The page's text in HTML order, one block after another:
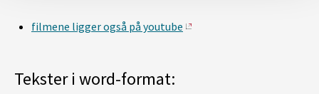
filmene ligger også på youtube
Tekster i word-format: